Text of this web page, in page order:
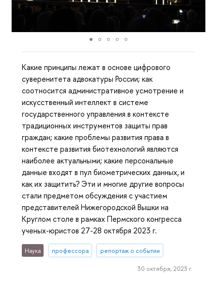
Какие принципы лежат в основе цифрового
суверенитета адвокатуры России; как
соотносится административное усмотрение и
искусственный интеллект в системе
государственного управления в контексте
традиционных инструментов защиты прав
граждан; какие проблемы развития права в
контексте развития биотехнологий являются
наиболее актуальными; какие персональные
данные входят в пул биометрических данных, и
как их защитить? Эти и многие другие вопросы
стали предметом обсуждения с участием
представителей Нижегородской Вышки на
Круглом столе в рамках Пермского конгресса
ученых-юристов 27-28 октября 2023 г.
Наука профессора репортаж о событии
30 октября, 2023 г.